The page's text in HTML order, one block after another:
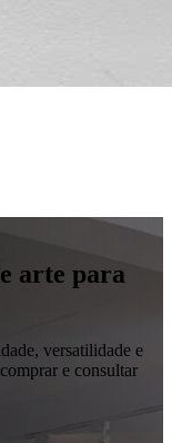
arte para
versatilidade e
e consultar